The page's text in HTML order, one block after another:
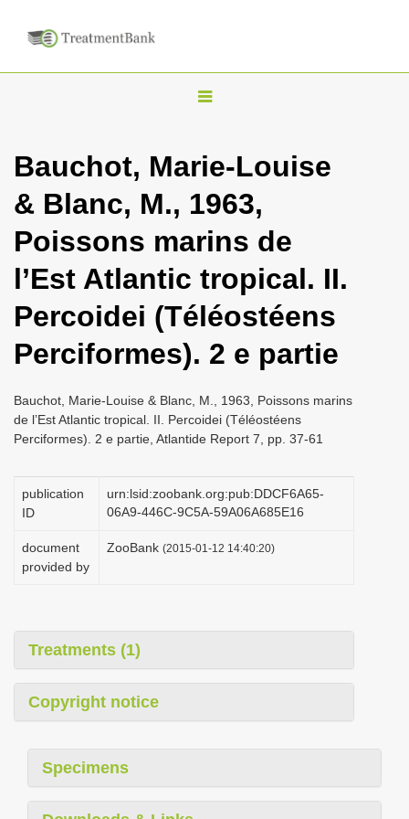
T
g
l
n
a
v
i
t
i
n
Bauchot, Marie-Louise
& Blanc, M., 1963,
Poissons marins de
l’Est Atlantic tropical. II.
Percoidei (Téléostéens
Perciformes). 2 e partie
Bauchot, Marie-Louise & Blanc, M., 1963, Poissons marins
de l’Est Atlantic tropical. II. Percoidei (Téléostéens
Perciformes). 2 e partie, Atlantide Report 7, pp. 37-61
publication
ID
urn:lsid:zoobank.org:pub:DDCF6A65-
06A9-446C-9C5A-59A06A685E16
document
provided by
ZooBank (2015-01-12 14:40:20)
Treatments (1)
Copyright notice
Specimens